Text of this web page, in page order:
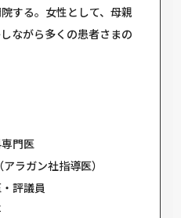
する。女性として、母親
ながら多くの患者さまの
門医
ラガン社指導医）
評議員